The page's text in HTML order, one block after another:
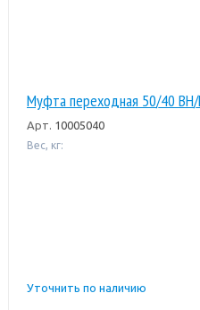
Муфта переходная 50/40
Арт. 10005040
Вес, кг:
Уточнить по наличию